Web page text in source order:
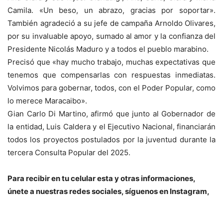
Camila. «Un beso, un abrazo, gracias por soportar».
También agradeció a su jefe de campaña Arnoldo Olivares,
por su invaluable apoyo, sumado al amor y la confianza del
Presidente Nicolás Maduro y a todos el pueblo marabino.
Precisó que «hay mucho trabajo, muchas expectativas que
tenemos que compensarlas con respuestas inmediatas.
Volvimos para gobernar, todos, con el Poder Popular, como
lo merece Maracaibo».
Gian Carlo Di Martino, afirmó que junto al Gobernador de
la entidad, Luis Caldera y el Ejecutivo Nacional, financiarán
todos los proyectos postulados por la juventud durante la
tercera Consulta Popular del 2025.
Para recibir en tu celular esta y otras informaciones,
únete a nuestras redes sociales, síguenos en Instagram,